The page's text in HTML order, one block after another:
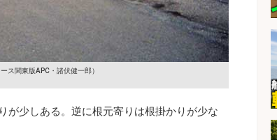
ス関東版APC・諸伏健一郎）
が少しある。逆に根元寄りは根掛かりが少な